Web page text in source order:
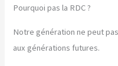
Pourquoi pas la RDC ?
Notre génération ne peut
aux générations futures.